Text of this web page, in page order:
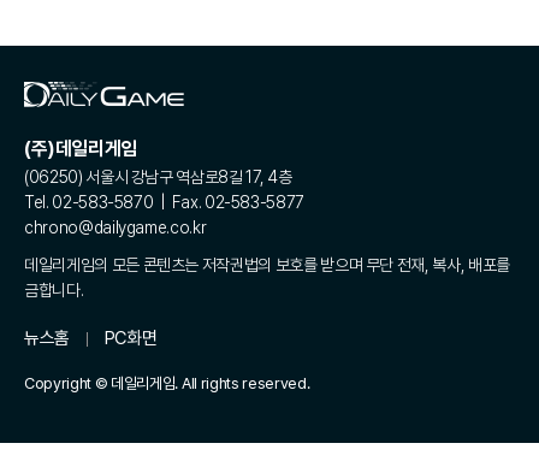
(주)데일리게임
(06250) 서울시 강남구 역삼로8길 17, 4층
Tel. 02-583-5870 | Fax. 02-583-5877
chrono@dailygame.co.kr
데일리게임의 모든 콘텐츠는 저작권법의 보호를 받으며 무단 전재, 복사, 배포를
금합니다.
뉴스홈 PC화면
Copyright © 데일리게임. All rights reserved.